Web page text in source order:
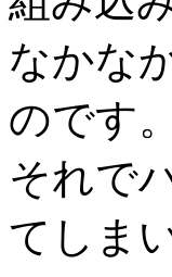
なかな
のです。
それで
てしま